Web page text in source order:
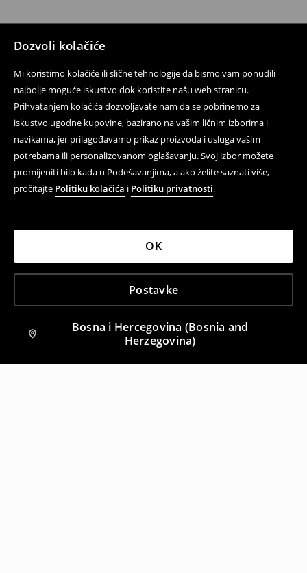
Dozvoli kolačiće
Mi koristimo kolačiće ili slične tehnologije da bismo vam ponudili
najbolje moguće iskustvo dok koristite našu web stranicu.
Prihvatanjem kolačića dozvoljavate nam da se pobrinemo za
iskustvo ugodne kupovine, bazirano na vašim ličnim izborima i
navikama, jer prilagođavamo prikaz proizvoda i usluga vašim
potrebama ili personalizovanom oglašavanju. Svoj izbor možete
promijeniti bilo kada u Podešavanjima, a ako želite saznati više,
pročitajte Politiku kolačića i Politiku privatnosti.
Postavke
OK
Bosna i Hercegovina (Bosnia and
Herzegovina)